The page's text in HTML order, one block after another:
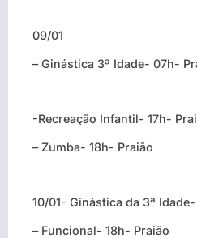
09/01
– Ginástica 3ª Idade- 07h-
-Recreação Infantil- 17h-
– Zumba- 18h- Praião
10/01- Ginástica da 3ª
– Funcional- 18h- Praião